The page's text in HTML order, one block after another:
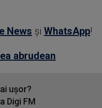
News şi WhatsApp!
abrudean
ușor?
Digi FM